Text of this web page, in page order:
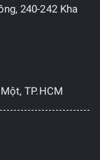
240-242 Kha
TP.HCM